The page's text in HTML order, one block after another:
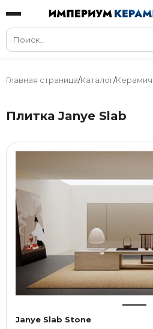
Главная страница/Каталог/
Плитка Janye Slab
Janye Slab Stone